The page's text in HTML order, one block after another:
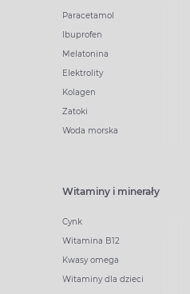
Paracetamol
Ibuprofen
Melatonina
Elektrolity
Kolagen
Zatoki
Woda morska
Witaminy i minerały
Cynk
Witamina B12
Kwasy omega
Witaminy dla dzieci